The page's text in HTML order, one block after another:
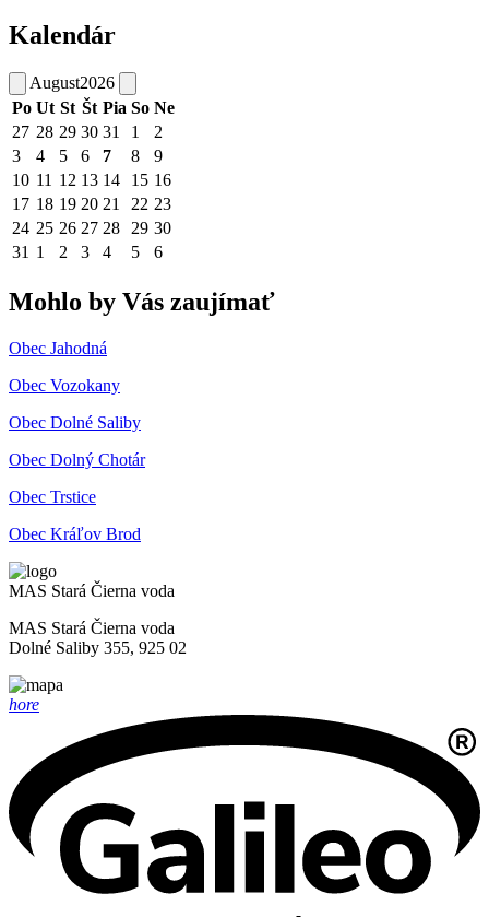
Kalendár
August2026
Po Ut St Št Pia So Ne
27 28 29 30 31 1
2
3
4 5 6 7 8
9
10 11 12 13 14 15 16
17 18 19 20 21 22 23
24 25 26 27 28 29 30
31 1 2 3 4 5 6
Mohlo by Vás zaujímať
Obec Jahodná
Obec Vozokany
Obec Dolné Saliby
Obec Dolný Chotár
Obec Trstice
Obec Kráľov Brod
MAS Stará Čierna voda
MAS Stará Čierna voda
Dolné Saliby 355, 925 02
hore